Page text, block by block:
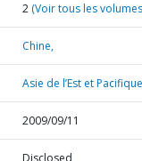
2 (Voir tous les
Chine,
Asie de l’Est et
2009/09/11
Disclosed